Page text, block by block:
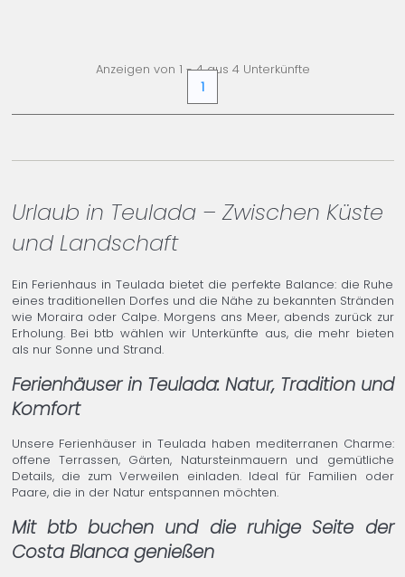
Anzeigen von 1 - 4 aus 4 Unterkünfte
1
Urlaub in Teulada – Zwischen Küste
und Landschaft
Ein Ferienhaus in Teulada bietet die perfekte Balance: die Ruhe
eines traditionellen Dorfes und die Nähe zu bekannten Stränden
wie Moraira oder Calpe. Morgens ans Meer, abends zurück zur
Erholung. Bei btb wählen wir Unterkünfte aus, die mehr bieten
als nur Sonne und Strand.
Ferienhäuser in Teulada: Natur, Tradition und
Komfort
Unsere Ferienhäuser in Teulada haben mediterranen Charme:
offene Terrassen, Gärten, Natursteinmauern und gemütliche
Details, die zum Verweilen einladen. Ideal für Familien oder
Paare, die in der Natur entspannen möchten.
Mit btb buchen und die ruhige Seite der
Costa Blanca genießen